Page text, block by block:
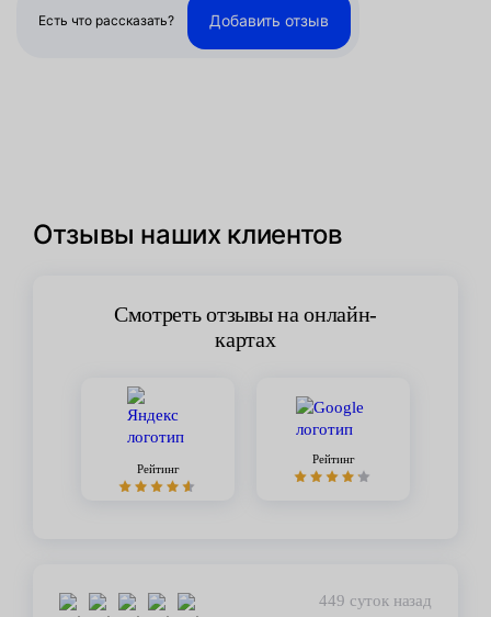
Есть что рассказать? Добавить отзыв
Отзывы наших клиентов
Смотреть отзывы на онлайн-
картах
Рейтинг
Рейтинг
449 суток назад